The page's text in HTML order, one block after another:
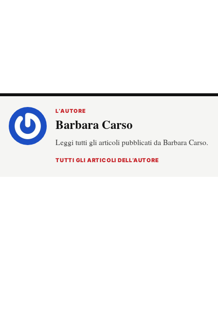
L’AUTORE
Barbara Carso
Leggi tutti gli articoli pubblicati da Barbara Carso.
TUTTI GLI ARTICOLI DELL’AUTORE